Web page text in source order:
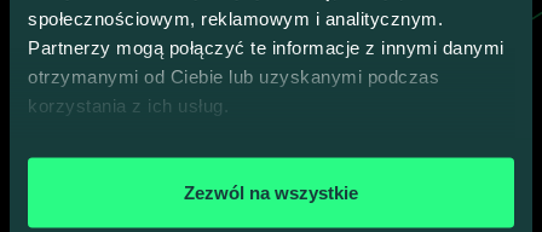
społecznościowym, reklamowym i analitycznym.
Partnerzy mogą połączyć te informacje z innymi danymi
otrzymanymi od Ciebie lub uzyskanymi podczas
korzystania z ich usług.
Zezwól na wszystkie